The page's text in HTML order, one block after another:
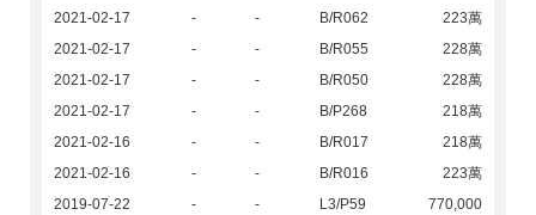
2021-02-17
- - B/R062
223萬
2021-02-17
- - B/R055
228萬
2021-02-17
- - B/R050
228萬
2021-02-17
- - B/P268
218萬
2021-02-16
- - B/R017
218萬
2021-02-16
- - B/R016
223萬
2019-07-22
- - L3/P59
770,000